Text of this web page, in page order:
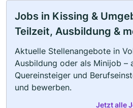
Jobs in Kissing &
Teilzeit, Ausbildung &
Aktuelle Stellenangebote in
Ausbildung oder als Minijob –
Quereinsteiger und
und bewerben.
Jetzt alle